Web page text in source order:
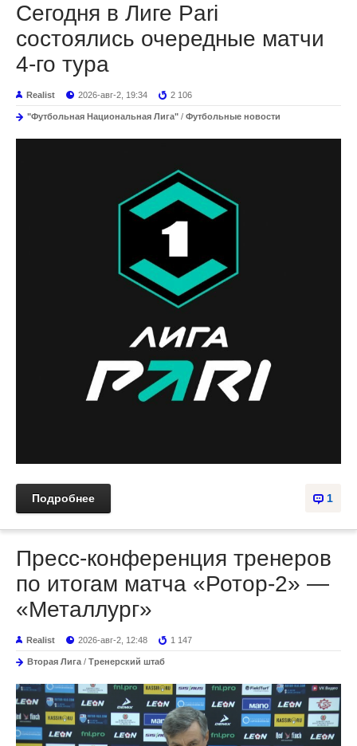
Сегодня в Лиге Pari
состоялись очередные матчи
4-го тура
Realist 2026-авг-2, 19:34 2 106
"Футбольная Национальная Лига" / Футбольные новости
1
Подробнее
Пресс-конференция тренеров
по итогам матча «Ротор-2» —
«Металлург»
Realist 2026-авг-2, 12:48 1 147
Вторая Лига / Тренерский штаб